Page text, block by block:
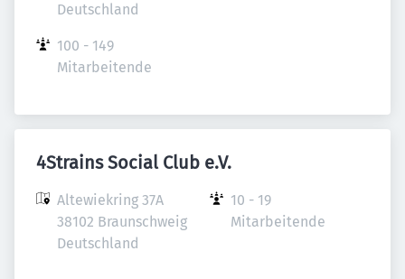
Deutschland
100 - 149
Mitarbeitende
4Strains Social Club e.V.
Altewiekring 37A
38102 Braunschweig
Deutschland
10 - 19
Mitarbeitende